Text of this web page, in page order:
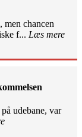
men chancen
f... Læs mere
udebane, var